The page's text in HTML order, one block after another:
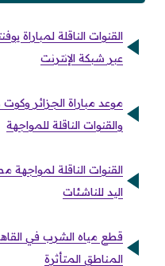
القنوات الناقلة لمباراة
عبر شبكة الإنترنت
موعد مباراة الجزائر
والقنوات الناقلة للمواجهة
القنوات الناقلة لمواجهة
اليد للناشئات
المناطق المتأثرة